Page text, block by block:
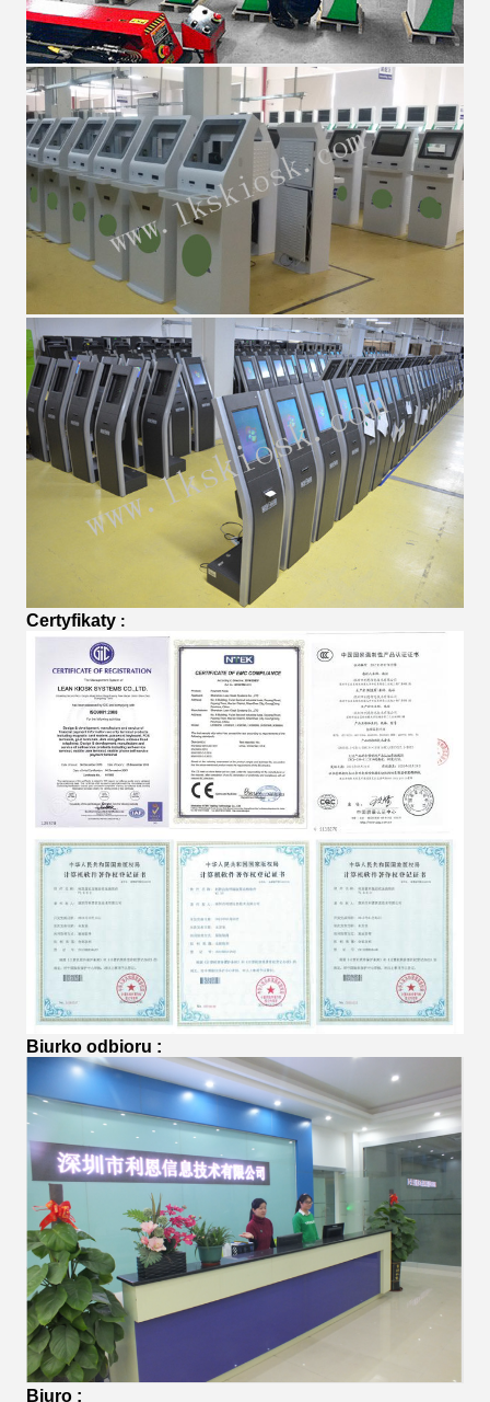
Certyfikaty :
Biurko odbioru :
Biuro :